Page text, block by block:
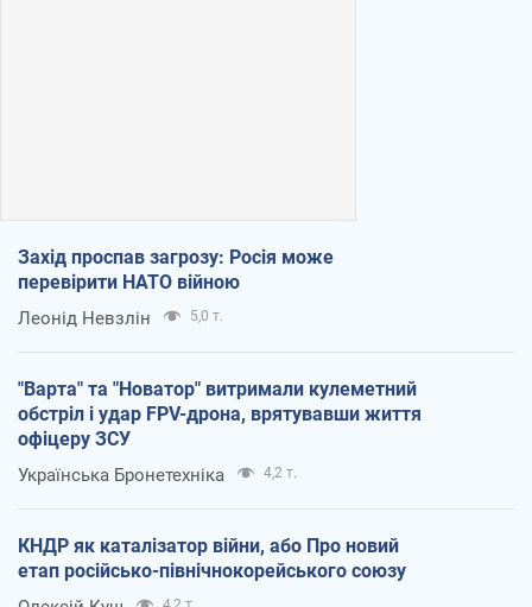
Захід проспав загрозу: Росія може
перевірити НАТО війною
Леонід Невзлін 5,0 т.
"Варта" та "Новатор" витримали кулеметний
обстріл і удар FPV-дрона, врятувавши життя
офіцеру ЗСУ
Українська Бронетехніка 4,2 т.
КНДР як каталізатор війни, або Про новий
етап російсько-північнокорейського союзу